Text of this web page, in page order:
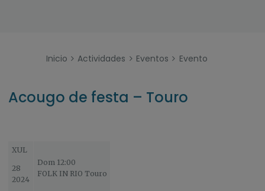
Inicio Actividades Eventos Evento
Acougo de festa – Touro
XUL
28
2024
Dom 12:00
FOLK IN RIO Touro